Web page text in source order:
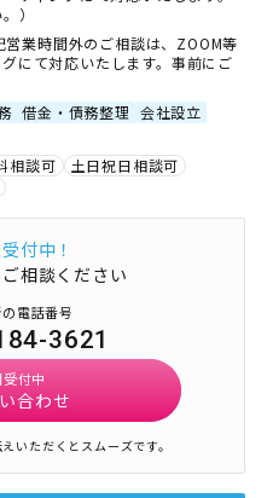
）
業時間外のご相談は、ZOOM等
にて対応いたします。事前にご
借金・債務整理 会社設立
相談可
土日祝日相談可
付中！
相談ください
電話番号
3621
付中
合わせ
いただくとスムーズです。